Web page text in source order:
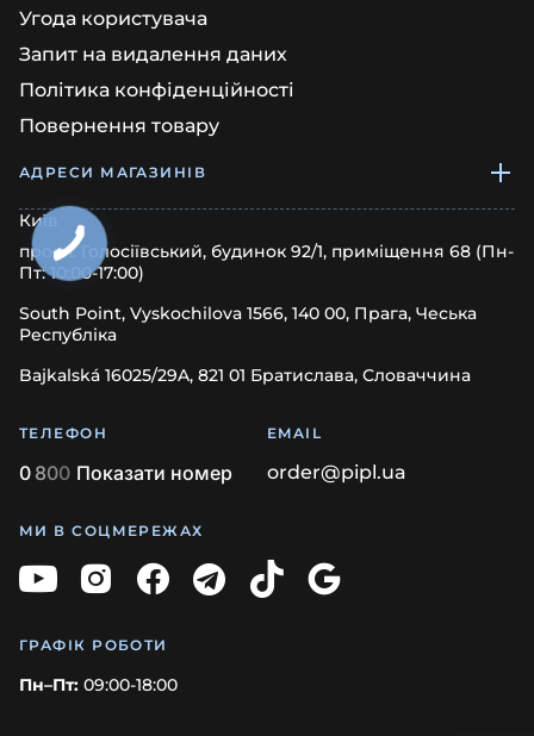
Угода користувача
Запит на видалення даних
Політика конфіденційності
Повернення товару
АДРЕСИ МАГАЗИНІВ
Київ
просп. Голосіївський, будинок 92/1, приміщення 68 (Пн-
Пт: 10:00-17:00)
South Point, Vyskochilova 1566, 140 00, Прага, Чеська
Республіка
Bajkalská 16025/29A, 821 01 Братислава, Словаччина
ТЕЛЕФОН
0 800 Показати номер
EMAIL
order@pipl.ua
МИ В СОЦМЕРЕЖАХ
ГРАФІК РОБОТИ
Пн–Пт: 09:00-18:00